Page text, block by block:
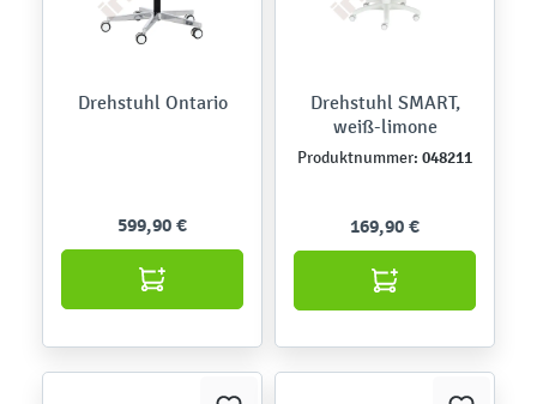
Drehstuhl Ontario
599,90 €
Drehstuhl SMART,
weiß-limone
Produktnummer: 048211
169,90 €